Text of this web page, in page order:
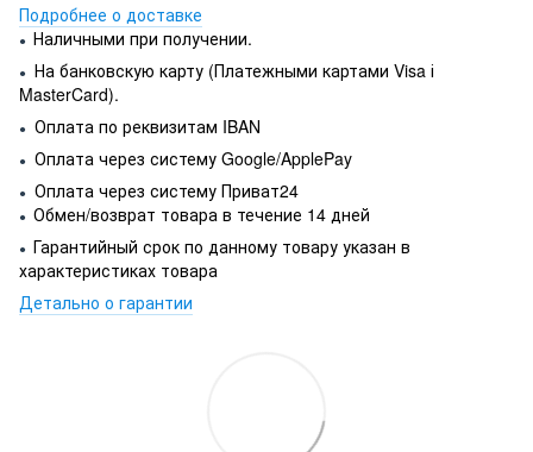
Подробнее о доставке
● Наличными при получении.
● На банковскую карту (Платежными картами Visa і
MasterCard).
● Оплата по реквизитам IBAN
● Оплата через систему Google/ApplePay
● Оплата через систему Приват24
● Обмен/возврат товара в течение 14 дней
● Гарантийный срок по данному товару указан в
характеристиках товара
Детально о гарантии